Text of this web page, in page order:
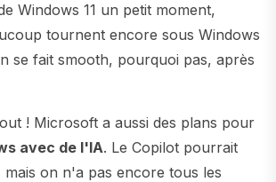
Windows 11 un petit moment,
tournent encore sous Windows
se fait smooth, pourquoi pas, après
! Microsoft a aussi des plans pour
avec de l'IA. Le Copilot pourrait
mais on n'a pas encore tous les